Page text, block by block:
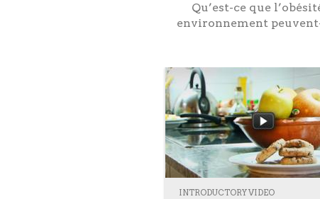
Qu’est-ce que
environnement
INTRODUCTORY VIDEO